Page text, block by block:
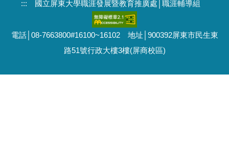
::: 國立屏東大學職涯發展暨教育推廣處│職涯輔導組
電話│08-7663800#16100~16102 地址│900392屏東市民生東
路51號行政大樓3樓(屏商校區)